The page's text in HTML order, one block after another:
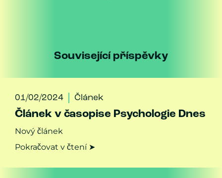
Související příspěvky
01/02/2024 Článek
Článek v časopise Psychologie Dnes
Nový článek
Pokračovat v čtení ➤